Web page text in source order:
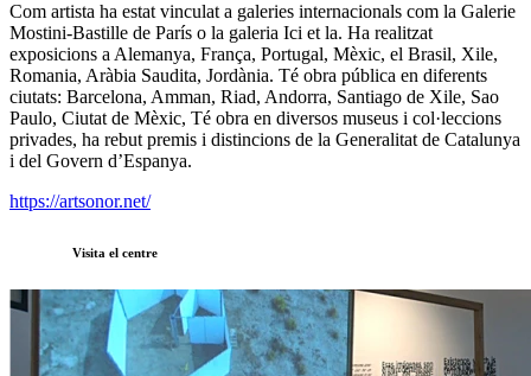
Com artista ha estat vinculat a galeries internacionals com la Galerie
Mostini-Bastille de París o la galeria Ici et la. Ha realitzat
exposicions a Alemanya, França, Portugal, Mèxic, el Brasil, Xile,
Romania, Aràbia Saudita, Jordània. Té obra pública en diferents
ciutats: Barcelona, Amman, Riad, Andorra, Santiago de Xile, Sao
Paulo, Ciutat de Mèxic, Té obra en diversos museus i col·leccions
privades, ha rebut premis i distincions de la Generalitat de Catalunya
i del Govern d’Espanya.
https://artsonor.net/
Visita el centre